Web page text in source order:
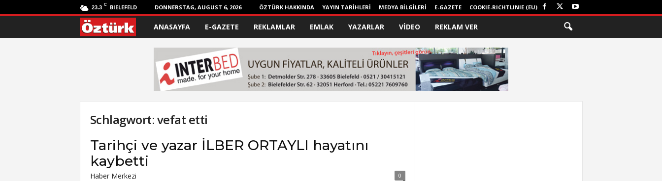
23.3 C BIELEFELD DONNERSTAG, AUGUST 6, 2026 ÖZTÜRK HAKKINDA YAYIN TARİHLERİ MEDYA BİLGİLERİ E-GAZETE COOKIE-RICHTLINIE (EU)
ANASAYFA E-GAZETE REKLAMLAR EMLAK YAZARLAR VİDEO REKLAM VER
Schlagwort: vefat etti
Tarihçi ve yazar İLBER ORTAYLI hayatını
kaybetti
Haber Merkezi 0